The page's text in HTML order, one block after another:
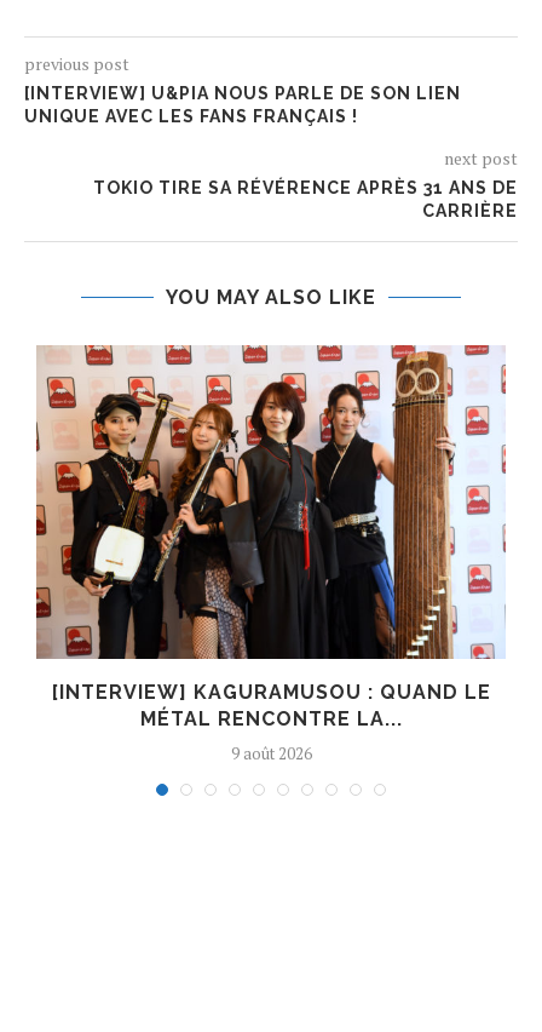
previous post
[INTERVIEW] U&PIA NOUS PARLE DE SON LIEN
UNIQUE AVEC LES FANS FRANÇAIS !
next post
TOKIO TIRE SA RÉVÉRENCE APRÈS 31 ANS DE
CARRIÈRE
YOU MAY ALSO LIKE
[INTERVIEW] KAGURAMUSOU : QUAND LE
MÉTAL RENCONTRE LA...
9 août 2026